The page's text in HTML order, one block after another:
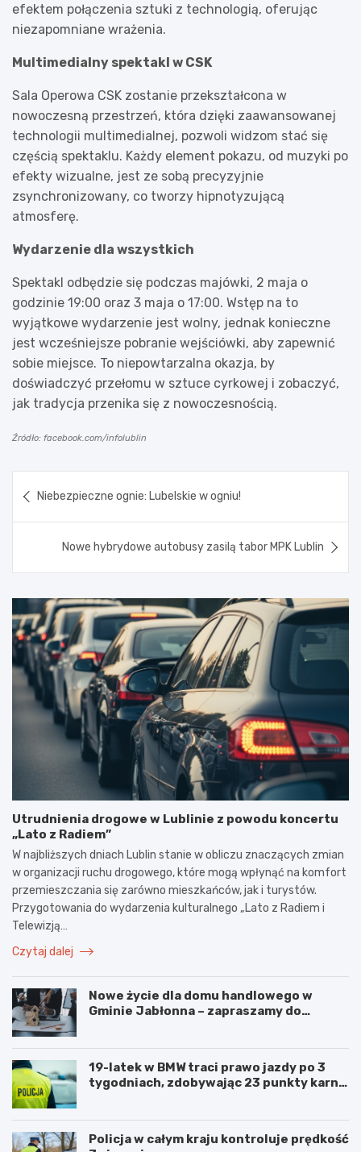
efektem połączenia sztuki z technologią, oferując
niezapomniane wrażenia.
Multimedialny spektakl w CSK
Sala Operowa CSK zostanie przekształcona w
nowoczesną przestrzeń, która dzięki zaawansowanej
technologii multimedialnej, pozwoli widzom stać się
częścią spektaklu. Każdy element pokazu, od muzyki po
efekty wizualne, jest ze sobą precyzyjnie
zsynchronizowany, co tworzy hipnotyzującą
atmosferę.
Wydarzenie dla wszystkich
Spektakl odbędzie się podczas majówki, 2 maja o
godzinie 19:00 oraz 3 maja o 17:00. Wstęp na to
wyjątkowe wydarzenie jest wolny, jednak konieczne
jest wcześniejsze pobranie wejściówki, aby zapewnić
sobie miejsce. To niepowtarzalna okazja, by
doświadczyć przełomu w sztuce cyrkowej i zobaczyć,
jak tradycja przenika się z nowoczesnością.
Źródło: facebook.com/infolublin
wpisu
Niebezpieczne ognie: Lubelskie w ogniu!
Nowe hybrydowe autobusy zasilą tabor MPK Lublin
Utrudnienia drogowe w Lublinie z powodu koncertu
„Lato z Radiem”
W najbliższych dniach Lublin stanie w obliczu znaczących zmian
w organizacji ruchu drogowego, które mogą wpłynąć na komfort
przemieszczania się zarówno mieszkańców, jak i turystów.
Przygotowania do wydarzenia kulturalnego „Lato z Radiem i
Telewizją…
Czytaj dalej
Nowe życie dla domu handlowego w
Gminie Jabłonna – zapraszamy do
19-latek w BMW traci prawo jazdy po 3
tygodniach, zdobywając 23 punkty karne
Policja w całym kraju kontroluje prędkość